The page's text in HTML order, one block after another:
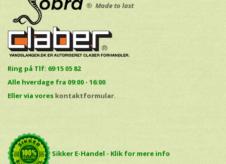
® Made to last
Ring på Tlf: 69 15 05 82
Alle hverdage fra 09:00 - 16:00
Eller via vores kontaktformular.
Sikker E-Handel - Klik for mere info